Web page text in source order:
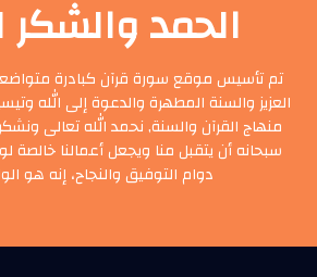
الحمد
تم تأسيس موقع سورة قرآن كبادرة
العزيز والسنة المطهرة والدعوة إلى الله
منهاج القرآن والسنة, نحمد الله تعالى
سبحانه أن يتقبل منا ويجعل أعمالنا خالصة
دوام التوفيق والنجاح، إنه هو